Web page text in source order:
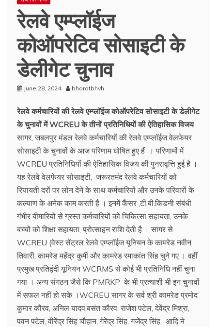
रेलवे एम्प्लॉईज
कोऑपरेटिव सोसाइटी के
डेलीगेट चुनाव
June 28, 2024 bharatbhvh
रेलवे कर्मचारियों की रेलवे एम्प्लॉईज कोऑपरेटिव सोसाइटी के डेलीगेट
के चुनावों में WCREU के तीनों प्रतिनिधियों की ऐतिहासिक विजय
सागर, जबलपुर मंडल रेलवे कर्मचारियों की रेलवे एम्प्लॉईज वेलफेयर
सोसाइटी के चुनावों के आज परिणाम घोषित हुए हैं । परिणामों में
WCREU प्रतिनिधियों की ऐतिहासिक विजय की पुनरावृत्ति हुई है ।
यह रेलवे वेलफेयर सोसाइटी, जरूरतमंद रेलवे कर्मचारियों को
रियायती दरों पर लोन देने के साथ कर्मचारियों और उनके परिवारों के
कल्याण के अनेक काम करती है । इनमें कैंसर ,टी.बी.किडनी संबंधी
गंभीर बीमारियों से ग्रस्त कर्मचारियों को चिकित्सा सहायता, उनके
बच्चों को शिक्षा सहायता, प्रोत्साहन राशि देती है । सागर से
WCREU (वेस्ट सेंट्रल रेलवे एम्प्लॉईज यूनियन के कामरेड नवीन
तिवारी, कामरेड महेंद्र कुर्मी और कामरेड रमाकांत सिंह चुने गए । वहीं
प्रमुख प्रतिद्वंदी यूनियन WCRMS से कोई भी प्रतिनिधि नहीं चुना
गया । अन्य संगठन जैसे कि PMRKP के भी प्रत्याशी भी इन चुनावों
में सफल नहीं हो सके ।WCREU सागर के सर्व श्री कामरेड प्रमोद
कुमार कौरव, अनिल यादव,बसंत कौरव, राजेश पटेल, देवेंद्र मिश्रा,
पवन पटेल, वीरेंद्र सिंह चौहान, गेरेंद्र सिंह, गजेंद्र सिंह, आदि ने